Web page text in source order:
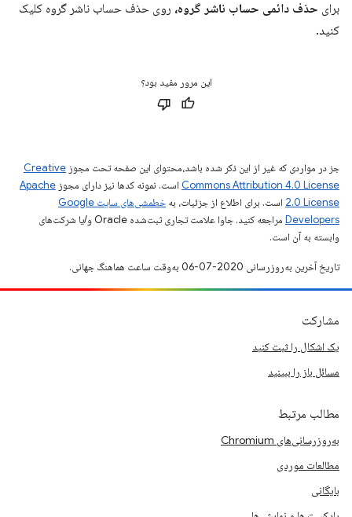
برای حذف دائمی حساب ناشر گروه، روی حذف حساب ناشر گروه کلیک
کنید.
این مرور مفید بود؟
جز در مواردی که غیر از این ذکر شده باشد،‌محتوای این صفحه تحت مجوز Creative
Commons Attribution 4.0 License است. نمونه کدها نیز دارای مجوز Apache
2.0 License است. برای اطلاع از جزئیات، به
خطمشی‌های سایت Google
Developers‏
مراجعه کنید. جاوا علامت تجاری ثبت‌شده Oracle و/یا شرکت‌های
وابسته به آن است.
تاریخ آخرین به‌روزرسانی 2020-07-06 به‌وقت ساعت هماهنگ جهانی.
مشارکت
یک اشکال را ثبت کنید
مسائل باز را ببینید
مطالب مرتبط
به‌روزرسانی‌های Chromium
مطالعات موردی
بایگانی